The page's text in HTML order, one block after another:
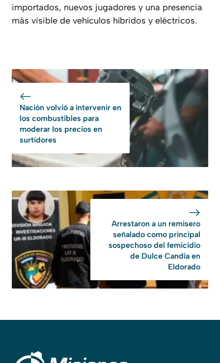
importados, nuevos jugadores y una presencia
más visible de vehículos híbridos y eléctricos.
Nación volvió a intervenir en
los combustibles para
moderar los precios en
surtidores
Arrestaron a un remisero
señalado como principal
sospechoso del femicidio
de Dulce Candia en
Eldorado